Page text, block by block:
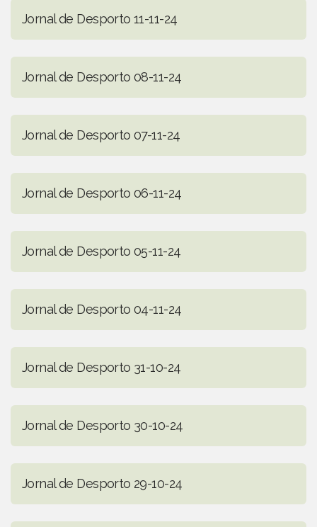
Jornal de Desporto 11-11-24
Jornal de Desporto 08-11-24
Jornal de Desporto 07-11-24
Jornal de Desporto 06-11-24
Jornal de Desporto 05-11-24
Jornal de Desporto 04-11-24
Jornal de Desporto 31-10-24
Jornal de Desporto 30-10-24
Jornal de Desporto 29-10-24